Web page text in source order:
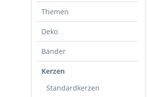
Themen
Deko
Bänder
Kerzen
Standardkerzen